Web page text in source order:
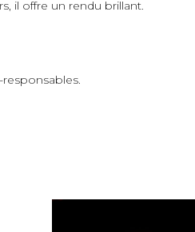
il offre un rendu brillant.